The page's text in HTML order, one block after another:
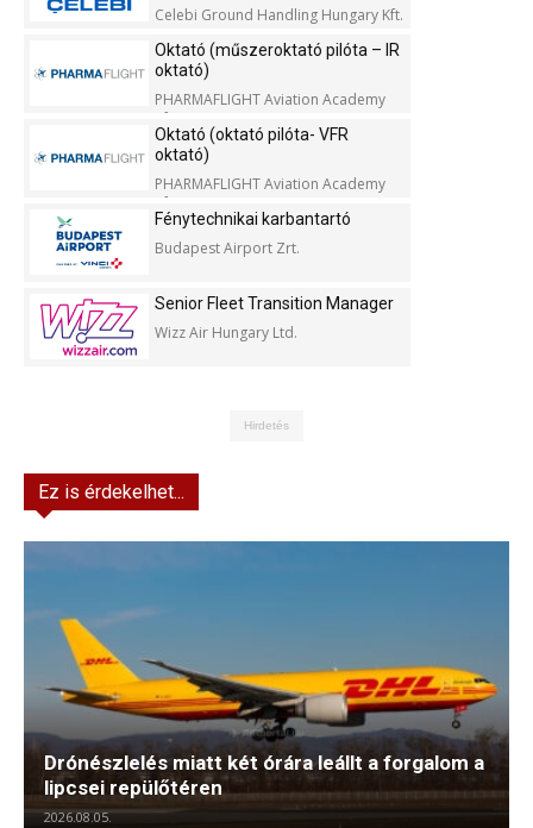
Celebi Ground Handling Hungary Kft.
Oktató (műszeroktató pilóta – IR
oktató)
PHARMAFLIGHT Aviation Academy
Kft.
Oktató (oktató pilóta- VFR
oktató)
PHARMAFLIGHT Aviation Academy
Kft.
Fénytechnikai karbantartó
Budapest Airport Zrt.
Senior Fleet Transition Manager
Wizz Air Hungary Ltd.
Hirdetés
Ez is érdekelhet...
Drónészlelés miatt két órára leállt a forgalom a
lipcsei repülőtéren
2026.08.05.